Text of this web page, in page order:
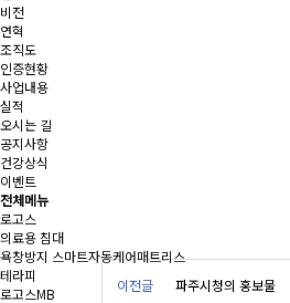
비전
연혁
조직도
인증현황
사업내용
실적
오시는 길
공지사항
건강상식
이벤트
전체메뉴
로고스
의료용 침대
욕창방지 스마트자동케어매트리스
테라피
로고스MB
이전글 파주시청의 홍보물